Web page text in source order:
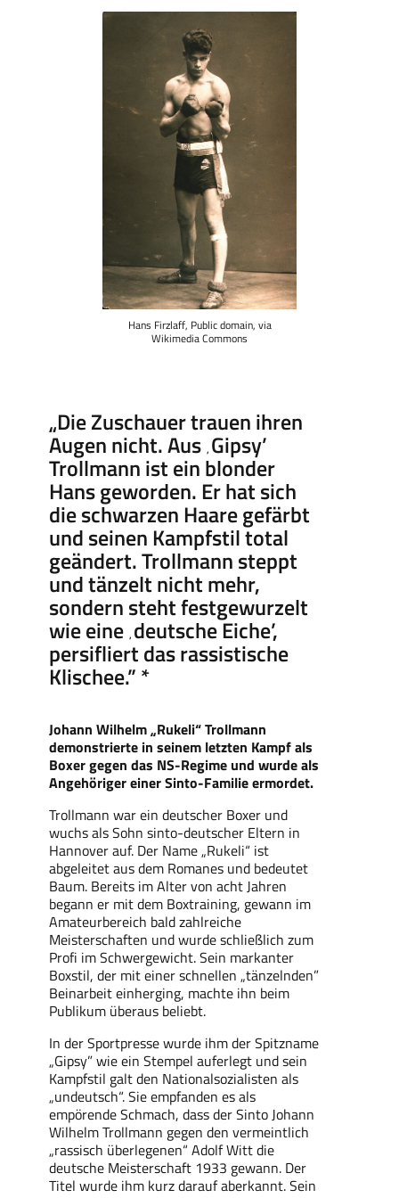
„Die Zuschauer trauen ihren
Augen nicht. Aus ‚Gipsy’
Trollmann ist ein blonder
Hans geworden. Er hat sich
die schwarzen Haare gefärbt
und seinen Kampfstil total
geändert. Trollmann steppt
und tänzelt nicht mehr,
sondern steht festgewurzelt
wie eine ‚deutsche Eiche’,
persifliert das rassistische
Klischee.” *
Johann Wilhelm „Rukeli“ Trollmann
demonstrierte in seinem letzten Kampf als
Boxer gegen das NS-Regime und wurde als
Angehöriger einer Sinto-Familie ermordet.
Trollmann war ein deutscher Boxer und
wuchs als Sohn sinto-deutscher Eltern in
Hannover auf. Der Name „Rukeli“ ist
abgeleitet aus dem Romanes und bedeutet
Baum. Bereits im Alter von acht Jahren
begann er mit dem Boxtraining, gewann im
Amateurbereich bald zahlreiche
Meisterschaften und wurde schließlich zum
Profi im Schwergewicht. Sein markanter
Boxstil, der mit einer schnellen „tänzelnden”
Beinarbeit einherging, machte ihn beim
Publikum überaus beliebt.
In der Sportpresse wurde ihm der Spitzname
„Gipsy” wie ein Stempel auferlegt und sein
Kampfstil galt den Nationalsozialisten als
„undeutsch“. Sie empfanden es als
empörende Schmach, dass der Sinto Johann
Wilhelm Trollmann gegen den vermeintlich
„rassisch überlegenen“ Adolf Witt die
deutsche Meisterschaft 1933 gewann. Der
Titel wurde ihm kurz darauf aberkannt. Sein
Hans Firzlaff, Public domain, via
Wikimedia Commons